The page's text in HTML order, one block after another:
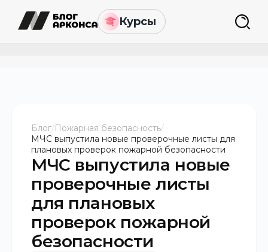
Курсы
Блог/Пожарная безопасность/
МЧС выпустила новые проверочные листы для
плановых проверок пожарной безопасности
МЧС выпустила новые
проверочные листы
для плановых
проверок пожарной
безопасности